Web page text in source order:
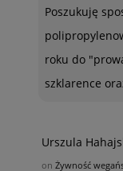
Poszukuję
roku do
szklarence
Urszula
on Żywność